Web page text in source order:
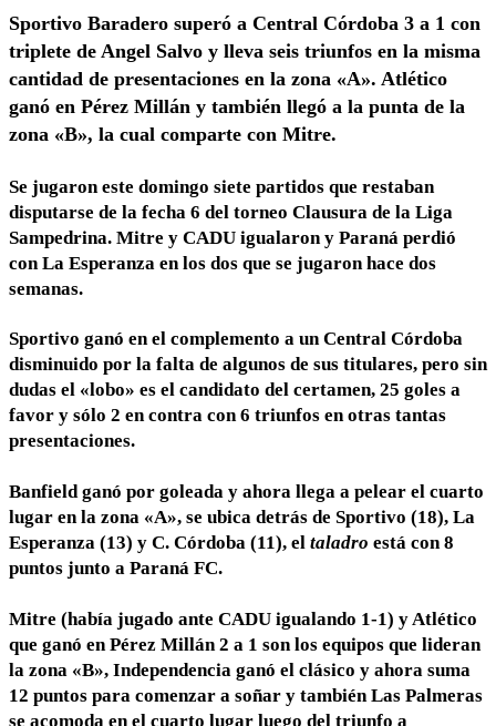
Sportivo Baradero superó a Central Córdoba 3 a 1 con
triplete de Angel Salvo y lleva seis triunfos en la misma
cantidad de presentaciones en la zona «A». Atlético
ganó en Pérez Millán y también llegó a la punta de la
zona «B», la cual comparte con Mitre.
Se jugaron este domingo siete partidos que restaban
disputarse de la fecha 6 del torneo Clausura de la Liga
Sampedrina. Mitre y CADU igualaron y Paraná perdió
con La Esperanza en los dos que se jugaron hace dos
semanas.
Sportivo ganó en el complemento a un Central Córdoba
disminuido por la falta de algunos de sus titulares, pero sin
dudas el «lobo» es el candidato del certamen, 25 goles a
favor y sólo 2 en contra con 6 triunfos en otras tantas
presentaciones.
Banfield ganó por goleada y ahora llega a pelear el cuarto
lugar en la zona «A», se ubica detrás de Sportivo (18), La
Esperanza (13) y C. Córdoba (11), el taladro está con 8
puntos junto a Paraná FC.
Mitre (había jugado ante CADU igualando 1-1) y Atlético
que ganó en Pérez Millán 2 a 1 son los equipos que lideran
la zona «B», Independencia ganó el clásico y ahora suma
12 puntos para comenzar a soñar y también Las Palmeras
se acomoda en el cuarto lugar luego del triunfo a